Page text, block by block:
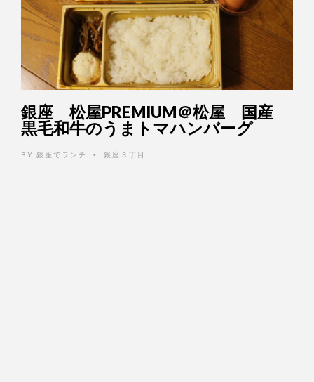
銀座 松屋PREMIUM＠松屋 国産
黒毛和牛のうまトマハンバーグ
BY 銀座でランチ • 銀座３丁目